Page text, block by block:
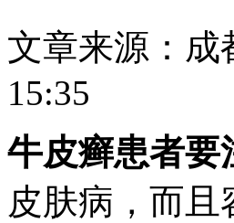
文章来源： 成
15:35
牛皮癣患者要
皮肤病，而